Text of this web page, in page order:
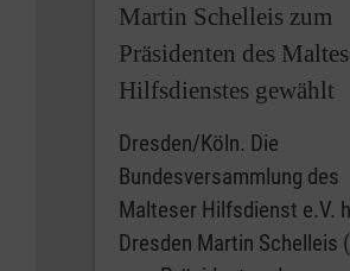
Martin Schelleis zum
Präsidenten des
Hilfsdienstes gewählt
Dresden/Köln. Die
Bundesversammlung des
Malteser Hilfsdienst e.V.
Dresden Martin Schelleis